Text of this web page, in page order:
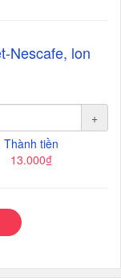
Nescafe, lon
+
Thành tiền
13.000₫